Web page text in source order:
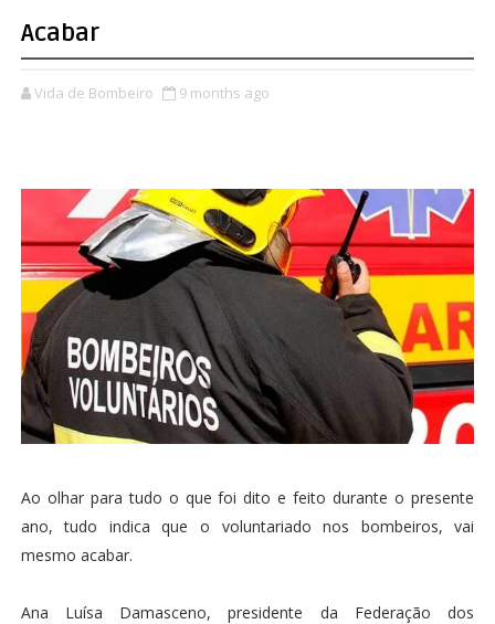
Acabar
Vida de Bombeiro 9 months ago
Ao olhar para tudo o que foi dito e feito durante o presente
ano, tudo indica que o voluntariado nos bombeiros, vai
mesmo acabar.
Ana Luísa Damasceno, presidente da Federação dos